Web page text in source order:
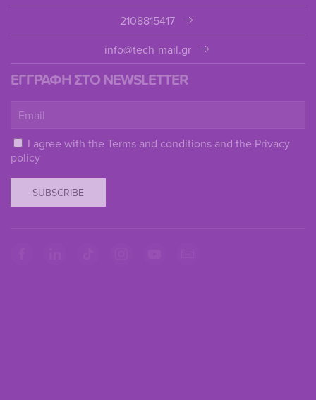
2108815417
info@tech-mail.gr
ΕΓΓΡΑΦΗ ΣΤΟ NEWSLETTER
I agree with the Terms and conditions and the Privacy
policy
SUBSCRIBE